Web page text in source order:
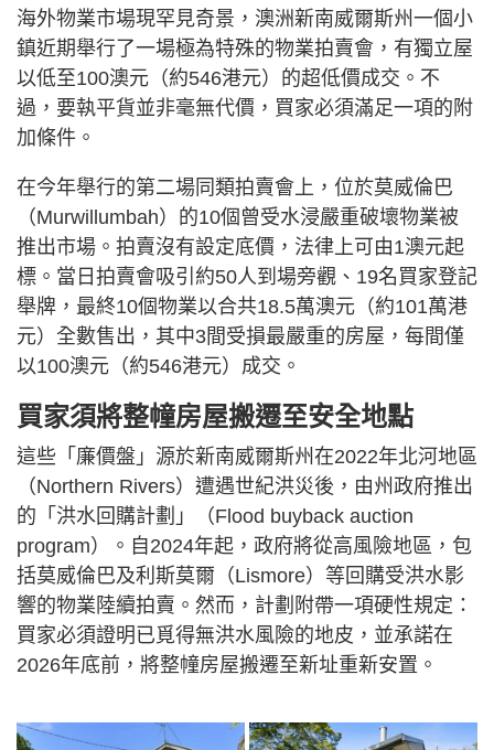
海外物業市場現罕見奇景，澳洲新南威爾斯州一個小
鎮近期舉行了一場極為特殊的物業拍賣會，有獨立屋
以低至100澳元（約546港元）的超低價成交。不
過，要執平貨並非毫無代價，買家必須滿足一項的附
加條件。
在今年舉行的第二場同類拍賣會上，位於莫威倫巴
（Murwillumbah）的10個曾受水浸嚴重破壞物業被
推出市場。拍賣沒有設定底價，法律上可由1澳元起
標。當日拍賣會吸引約50人到場旁觀、19名買家登記
舉牌，最終10個物業以合共18.5萬澳元（約101萬港
元）全數售出，其中3間受損最嚴重的房屋，每間僅
以100澳元（約546港元）成交。
買家須將整幢房屋搬遷至安全地點
這些「廉價盤」源於新南威爾斯州在2022年北河地區
（Northern Rivers）遭遇世紀洪災後，由州政府推出
的「洪水回購計劃」（Flood buyback auction
program）。自2024年起，政府將從高風險地區，包
括莫威倫巴及利斯莫爾（Lismore）等回購受洪水影
響的物業陸續拍賣。然而，計劃附帶一項硬性規定：
買家必須證明已覓得無洪水風險的地皮，並承諾在
2026年底前，將整幢房屋搬遷至新址重新安置。